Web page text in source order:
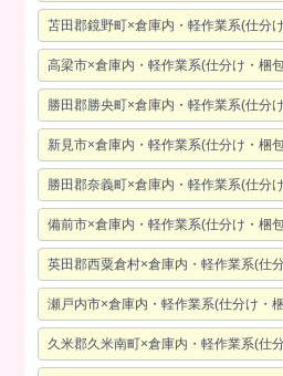
苫田郡鏡野町×倉庫内・軽作業系(仕分
高梁市×倉庫内・軽作業系(仕分け・梱
勝田郡勝央町×倉庫内・軽作業系(仕分
新見市×倉庫内・軽作業系(仕分け・梱
勝田郡奈義町×倉庫内・軽作業系(仕分
備前市×倉庫内・軽作業系(仕分け・梱
英田郡西粟倉村×倉庫内・軽作業系(仕
瀬戸内市×倉庫内・軽作業系(仕分け・
久米郡久米南町×倉庫内・軽作業系(仕